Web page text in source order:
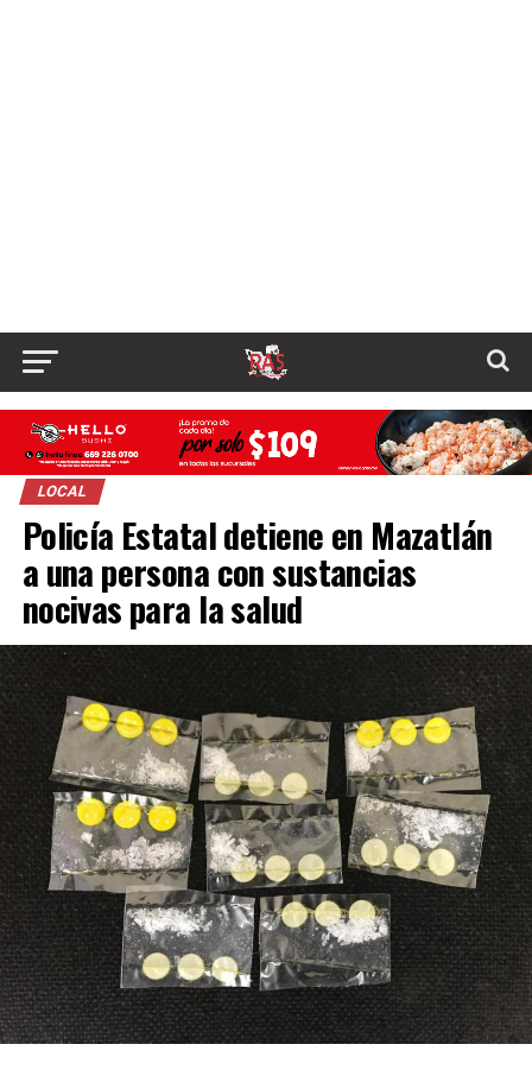
LOCAL
Policía Estatal detiene en Mazatlán
a una persona con sustancias
nocivas para la salud